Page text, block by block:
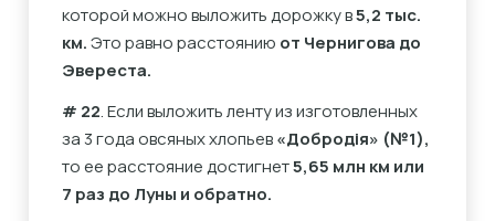
которой можно выложить дорожку в5,2 тыс.
км.Это равно расстоянию от Чернигова до
Эвереста.
# 22. Если выложить ленту из изготовленных
за 3 года овсяных хлопьев«Добродія» (№1),
то ее расстояние достигнет5,65 млн км или
7 раз до Луны и обратно.